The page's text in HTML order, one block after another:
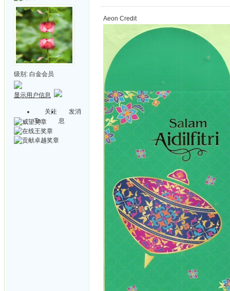
级别: 白金会员
显示用户信息
关注
Ta
发消
息
Aeon Credit